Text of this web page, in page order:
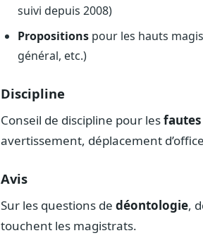
suivi depuis 2008)
Propositions pour les hauts
général, etc.)
Discipline
Conseil de discipline pour les
avertissement, déplacement
Avis
Sur les questions de déontologie,
touchent les magistrats.